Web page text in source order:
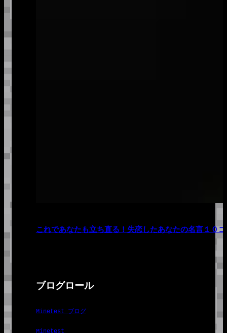
これであなたも立ち直る！失恋したあなたの名言１０コ
ブログロール
Minetest ブログ
Minetest